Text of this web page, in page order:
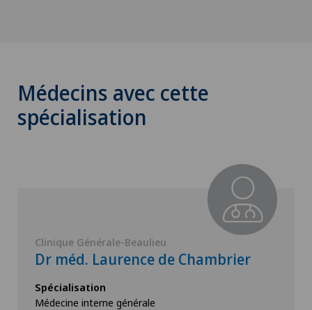
Médecins avec cette
spécialisation
Clinique Générale-Beaulieu
Dr méd. Laurence de Chambrier
Spécialisation
Médecine interne générale